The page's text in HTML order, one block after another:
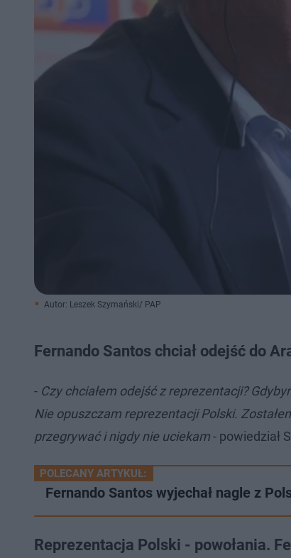
Autor: Leszek Szymański/ PAP
Fernando Santos chciał odejść do
- Czy chciałem odejść z reprezentacji?
Nie opuszczam reprezentacji Polski.
przegrywać i nigdy nie uciekam- powiedział
POLECANY ARTYKUŁ:
Fernando Santos wyjechał nagle z
Reprezentacja Polski - powołania.